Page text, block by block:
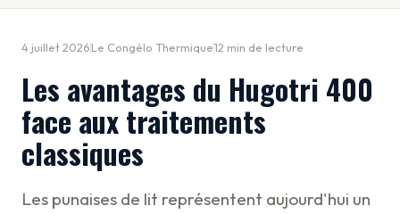
4 juillet 2026Le Congélo Thermique12 min de lecture
Les avantages du Hugotri 400
face aux traitements
classiques
Les punaises de lit représentent aujourd'hui un